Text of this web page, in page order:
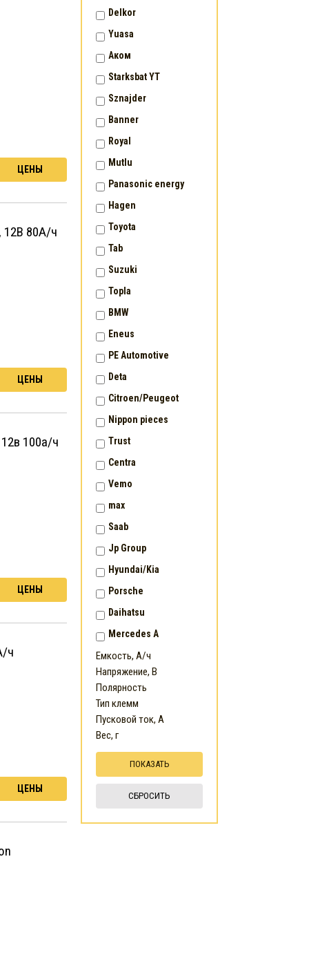
ЦЕНЫ
12В 80А/ч
ЦЕНЫ
100а/ч
ЦЕНЫ
ч
ЦЕНЫ
Delkor
Yuasa
Аком
Starksbat YT
Sznajder
Banner
Royal
Mutlu
Panasonic energy
Hagen
Toyota
Tab
Suzuki
Topla
BMW
Eneus
PE Automotive
Deta
Citroen/Peugeot
Nippon pieces
Trust
Centra
Vemo
max
Saab
Jp Group
Hyundai/Kia
Porsche
Daihatsu
Mercedes A
Емкость, А/ч
Напряжение, В
Полярность
Тип клемм
Пусковой ток, А
Вес, г
СБРОСИТЬ